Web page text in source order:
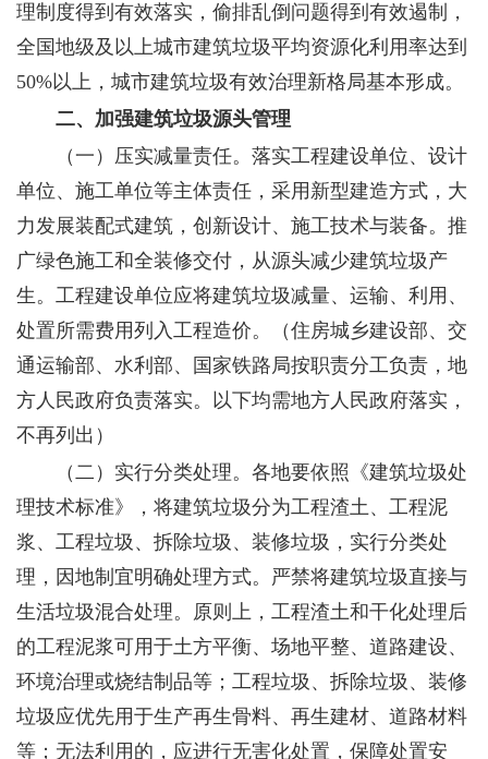
理制度得到有效落实，偷排乱倒问题得到有效遏制，
全国地级及以上城市建筑垃圾平均资源化利用率达到
50%以上，城市建筑垃圾有效治理新格局基本形成。
二、加强建筑垃圾源头管理
（一）压实减量责任。 落实工程建设单位、设计
单位、施工单位等主体责任，采用新型建造方式，大
力发展装配式建筑，创新设计、施工技术与装备。推
广绿色施工和全装修交付，从源头减少建筑垃圾产
生。工程建设单位应将建筑垃圾减量、运输、利用、
处置所需费用列入工程造价。
（住房城乡建设部、交
通运输部、水利部、国家铁路局按职责分工负责，地
方人民政府负责落实。以下均需地方人民政府落实，
不再列出）
（二）实行分类处理。 各地要依照《建筑垃圾处
理技术标准》，将建筑垃圾分为工程渣土、工程泥
浆、工程垃圾、拆除垃圾、装修垃圾，实行分类处
理，因地制宜明确处理方式。严禁将建筑垃圾直接与
生活垃圾混合处理。原则上，工程渣土和干化处理后
的工程泥浆可用于土方平衡、场地平整、道路建设、
环境治理或烧结制品等；工程垃圾、拆除垃圾、装修
垃圾应优先用于生产再生骨料、再生建材、道路材料
等；无法利用的，应进行无害化处置，保障处置安